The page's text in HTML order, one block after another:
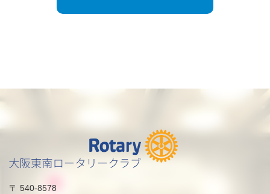
〒 540-8578